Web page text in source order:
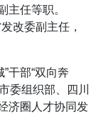
主任等职。
改委副主任，
干部“双向奔
委组织部、四川
济圈人才协同发